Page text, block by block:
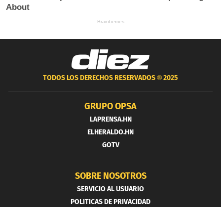
TODOS LOS DERECHOS RESERVADOS ®2025
GRUPO OPSA
LAPRENSA.HN
ELHERALDO.HN
GOTV
SOBRE NOSOTROS
SERVICIO AL USUARIO
POLITICAS DE PRIVACIDAD